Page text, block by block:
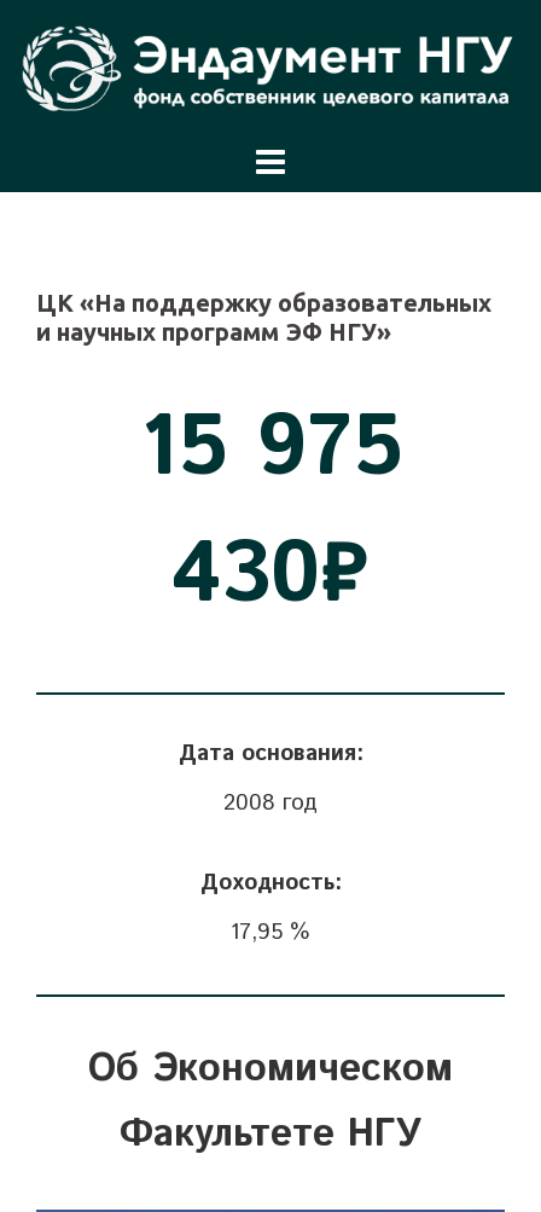
содержимому
ЦК «На поддержку образовательных
и научных программ ЭФ НГУ»
16 000
054₽
Дата основания:
2008 год
Доходность:
17,95 %
Об Экономическом
Факультете НГУ